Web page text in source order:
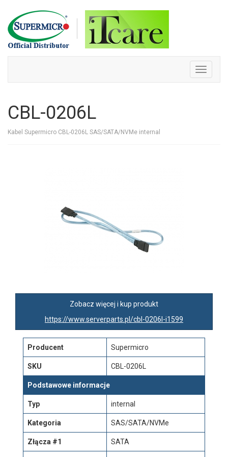
Skip
to
content
Toggle
CBL-0206L
Kabel Supermicro CBL-0206L SAS/SATA/NVMe internal
Zobacz więcej i kup produkt
https://www.serverparts.pl/cbl-0206l-i1599
Producent Supermicro
SKU CBL-0206L
Podstawowe informacje
Typ internal
Kategoria SAS/SATA/NVMe
Złącza #1 SATA